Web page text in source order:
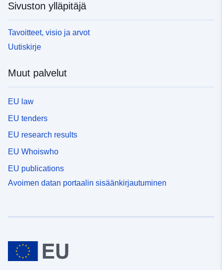
Sivuston ylläpitäjä
Tavoitteet, visio ja arvot
Uutiskirje
Muut palvelut
EU law
EU tenders
EU research results
EU Whoiswho
EU publications
Avoimen datan portaalin sisäänkirjautuminen